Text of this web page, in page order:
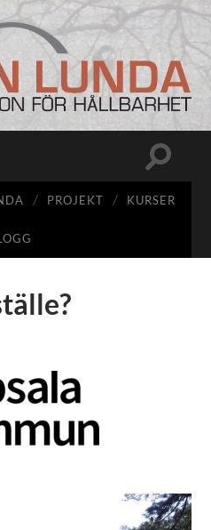
Station
Lunda
Slå
PROJEKT KURSER